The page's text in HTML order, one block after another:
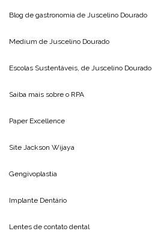
Blog de gastronomia de Juscelino Dourado
Medium de Juscelino Dourado
Escolas Sustentáveis, de Juscelino Dourado
Saiba mais sobre o RPA
Paper Excellence
Site Jackson Wijaya
Gengivoplastia
Implante Dentário
Lentes de contato dental